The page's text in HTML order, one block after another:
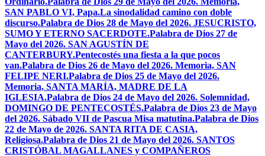
SAN PABLO VI, Papa.La sinodalidad camino con doble
discurso.Palabra de Dios 28 de Mayo del 2026. JESUCRISTO,
SUMO Y ETERNO SACERDOTE.Palabra de Dios 27 de
Mayo del 2026. SAN AGUSTÍN DE
CANTERBURY.Pentecostés una fiesta a la que pocos
van.Palabra de Dios 26 de Mayo del 2026. Memoria, SAN
FELIPE NERI.Palabra de Dios 25 de Mayo del 2026.
Memoria, SANTA MARÍA, MADRE DE LA
IGLESIA.Palabra de Dios 24 de Mayo del 2026. Solemnidad,
DOMINGO DE PENTECOSTÉS.Palabra de Dios 23 de Mayo
del 2026. Sábado VII de Pascua Misa matutina.Palabra de Dios
22 de Mayo de 2026. SANTA RITA DE CASIA,
Religiosa.Palabra de Dios 21 de Mayo del 2026. SANTOS
CRISTÓBAL MAGALLANES y COMPAÑEROS